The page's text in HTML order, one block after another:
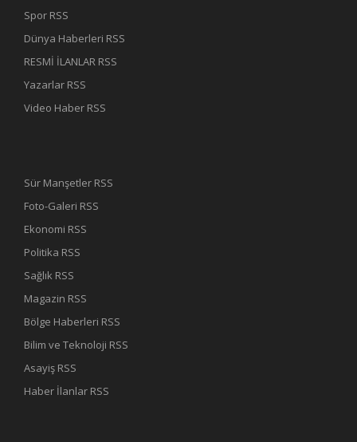
Spor RSS
Dünya Haberleri RSS
RESMİ İLANLAR RSS
Yazarlar RSS
Video Haber RSS
Sür Manşetler RSS
Foto-Galeri RSS
Ekonomi RSS
Politika RSS
Sağlık RSS
Magazin RSS
Bölge Haberleri RSS
Bilim ve Teknoloji RSS
Asayiş RSS
Haber İlanlar RSS